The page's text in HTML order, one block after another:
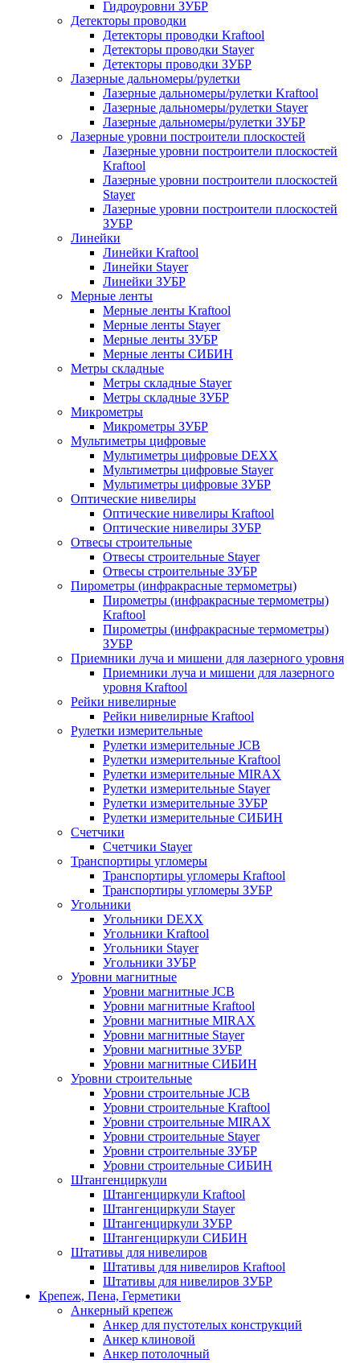
Гидроуровни ЗУБР
Детекторы проводки
Детекторы проводки Kraftool
Детекторы проводки Stayer
Детекторы проводки ЗУБР
Лазерные дальномеры/рулетки
Лазерные дальномеры/рулетки Kraftool
Лазерные дальномеры/рулетки Stayer
Лазерные дальномеры/рулетки ЗУБР
Лазерные уровни построители плоскостей
Лазерные уровни построители плоскостей
Kraftool
Лазерные уровни построители плоскостей
Stayer
Лазерные уровни построители плоскостей
ЗУБР
Линейки
Линейки Kraftool
Линейки Stayer
Линейки ЗУБР
Мерные ленты
Мерные ленты Kraftool
Мерные ленты Stayer
Мерные ленты ЗУБР
Мерные ленты СИБИН
Метры складные
Метры складные Stayer
Метры складные ЗУБР
Микрометры
Микрометры ЗУБР
Мультиметры цифровые
Мультиметры цифровые DEXX
Мультиметры цифровые Stayer
Мультиметры цифровые ЗУБР
Оптические нивелиры
Оптические нивелиры Kraftool
Оптические нивелиры ЗУБР
Отвесы строительные
Отвесы строительные Stayer
Отвесы строительные ЗУБР
Пирометры (инфракрасные термометры)
Пирометры (инфракрасные термометры)
Kraftool
Пирометры (инфракрасные термометры)
ЗУБР
Приемники луча и мишени для лазерного уровня
Приемники луча и мишени для лазерного
уровня Kraftool
Рейки нивелирные
Рейки нивелирные Kraftool
Рулетки измерительные
Рулетки измерительные JCB
Рулетки измерительные Kraftool
Рулетки измерительные MIRAX
Рулетки измерительные Stayer
Рулетки измерительные ЗУБР
Рулетки измерительные СИБИН
Счетчики
Счетчики Stayer
Транспортиры угломеры
Транспортиры угломеры Kraftool
Транспортиры угломеры ЗУБР
Угольники
Угольники DEXX
Угольники Kraftool
Угольники Stayer
Угольники ЗУБР
Уровни магнитные
Уровни магнитные JCB
Уровни магнитные Kraftool
Уровни магнитные MIRAX
Уровни магнитные Stayer
Уровни магнитные ЗУБР
Уровни магнитные СИБИН
Уровни строительные
Уровни строительные JCB
Уровни строительные Kraftool
Уровни строительные MIRAX
Уровни строительные Stayer
Уровни строительные ЗУБР
Уровни строительные СИБИН
Штангенциркули
Штангенциркули Kraftool
Штангенциркули Stayer
Штангенциркули ЗУБР
Штангенциркули СИБИН
Штативы для нивелиров
Штативы для нивелиров Kraftool
Штативы для нивелиров ЗУБР
Крепеж, Пена, Герметики
Анкерный крепеж
Анкер для пустотелых конструкций
Анкер клиновой
Анкер потолочный